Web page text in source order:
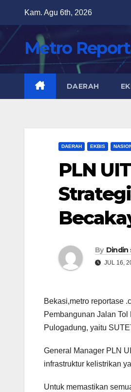
content
Kam. Agu 6th, 2026
Metro
DAERAH
DAERAH EKBIS
PLN
By Dindin
JUL 16,
Bekasi,metro reportase
Pembangunan Jalan
Pulogadung, yaitu
General Manager PLN
infrastruktur kelistrikan
Untuk memastikan